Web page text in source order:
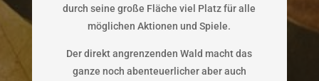
durch seine große Fläche viel Platz für alle
möglichen Aktionen und Spiele.
Der direkt angrenzenden Wald macht das
ganze noch abenteuerlicher aber auch